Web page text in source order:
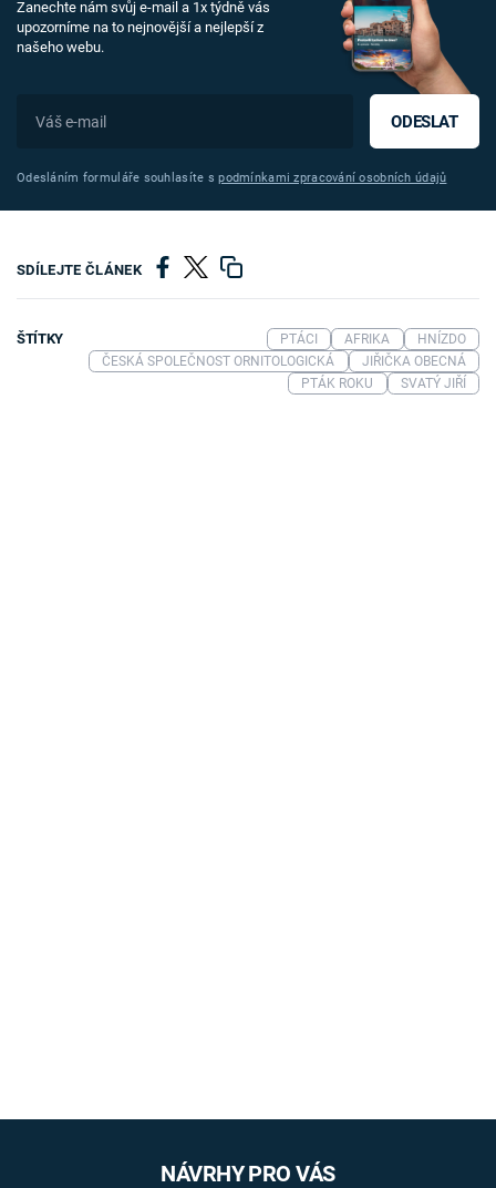
Zanechte nám svůj e-mail a 1x týdně vás
upozorníme na to nejnovější a nejlepší z
našeho webu.
ODESLAT
Odesláním formuláře souhlasíte spodmínkami zpracování osobních údajů
SDÍLEJTE ČLÁNEK
ŠTÍTKY PTÁCI AFRIKA
HNÍZDO
ČESKÁ SPOLEČNOST ORNITOLOGICKÁ
JIŘIČKA OBECNÁ
PTÁK ROKU
SVATÝ JIŘÍ
NÁVRHY PRO VÁS